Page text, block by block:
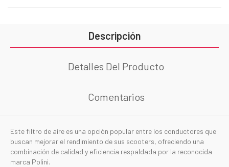
Descripción
Detalles Del Producto
Comentarios
Este filtro de aire es una opción popular entre los conductores que
buscan mejorar el rendimiento de sus scooters, ofreciendo una
combinación de calidad y eficiencia respaldada por la reconocida
marca Polini.